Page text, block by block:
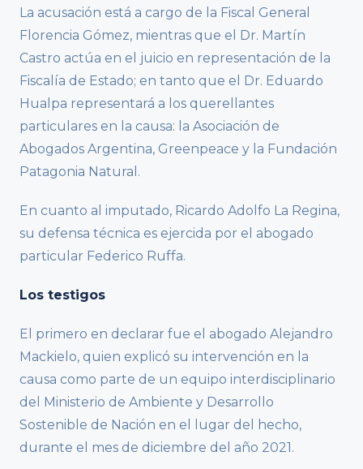
La acusación está a cargo de la Fiscal General
Florencia Gómez, mientras que el Dr. Martín
Castro actúa en el juicio en representación de la
Fiscalía de Estado; en tanto que el Dr. Eduardo
Hualpa representará a los querellantes
particulares en la causa: la Asociación de
Abogados Argentina, Greenpeace y la Fundación
Patagonia Natural.
En cuanto al imputado, Ricardo Adolfo La Regina,
su defensa técnica es ejercida por el abogado
particular Federico Ruffa.
Los testigos
El primero en declarar fue el abogado Alejandro
Mackielo, quien explicó su intervención en la
causa como parte de un equipo interdisciplinario
del Ministerio de Ambiente y Desarrollo
Sostenible de Nación en el lugar del hecho,
durante el mes de diciembre del año 2021.